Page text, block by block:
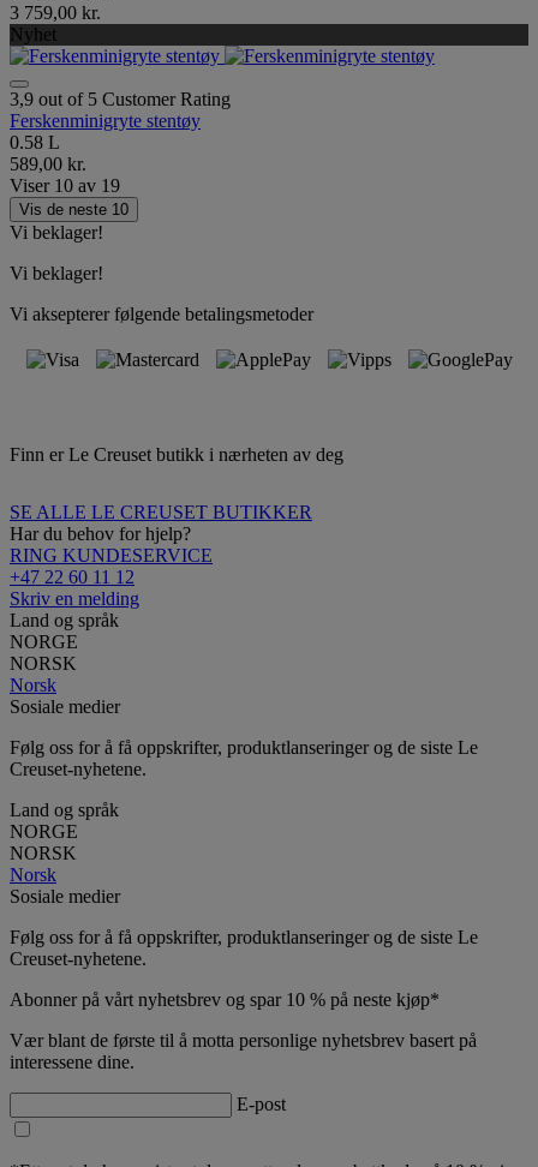
3 759,00 kr.
Nyhet
3,9 out of 5 Customer Rating
Ferskenminigryte stentøy
0.58 L
589,00 kr.
Viser 10 av 19
Vis de neste 10
Vi beklager!
Vi beklager!
Vi aksepterer følgende betalingsmetoder
Finn er Le Creuset butikk i nærheten av deg
SE ALLE LE CREUSET BUTIKKER
Har du behov for hjelp?
RING KUNDESERVICE
+47 22 60 11 12
Skriv en melding
Land og språk
NORGE
NORSK
Norsk
Sosiale medier
Følg oss for å få oppskrifter, produktlanseringer og de siste Le
Creuset-nyhetene.
Land og språk
NORGE
NORSK
Norsk
Sosiale medier
Følg oss for å få oppskrifter, produktlanseringer og de siste Le
Creuset-nyhetene.
Abonner på vårt nyhetsbrev og spar 10 % på neste kjøp*
Vær blant de første til å motta personlige nyhetsbrev basert på
interessene dine.
E-post